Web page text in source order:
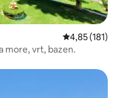
Prosječna
4,85 (181)
more, vrt, bazen.
„Odabrali gosti”